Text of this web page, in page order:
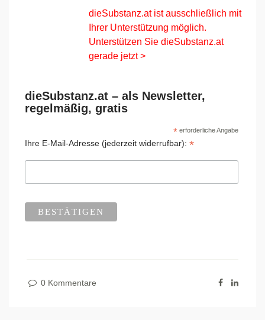
dieSubstanz.at ist ausschließlich mit
Ihrer Unterstützung möglich.
Unterstützen Sie dieSubstanz.at
gerade jetzt >
dieSubstanz.at – als Newsletter,
regelmäßig, gratis
*erforderliche Angabe
Ihre E-Mail-Adresse (jederzeit widerrufbar): *
0 Kommentare